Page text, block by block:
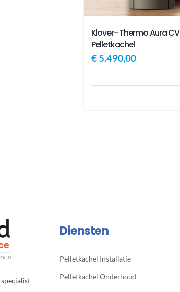
Klover- Thermo Aura CV
Pelletkachel
€ 5.490,00
Diensten
Pelletkachel Installatie
Pelletkachel Onderhoud